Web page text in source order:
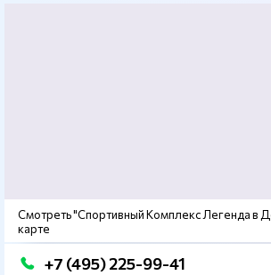
Смотреть "Спортивный Комплекс Легенда в
карте
+7 (495) 225-99-41